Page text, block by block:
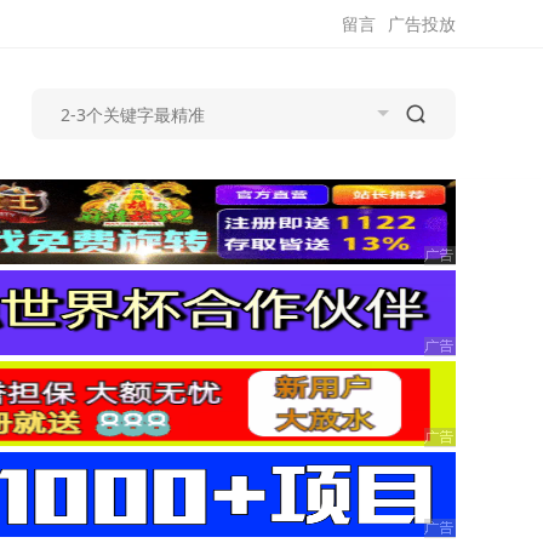
广告投放
留言